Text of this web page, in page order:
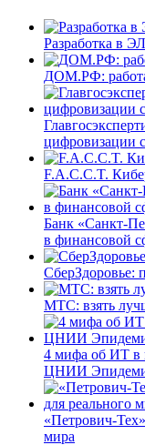
Разработка в
ДОМ.РФ:
цифровизации
F.A.C.C.T.
Банк «Санкт-
в финансовой
СберЗдоровье:
МТС: взять
4 мифа об ИТ в
ЦНИИ
«Петрович-
мира